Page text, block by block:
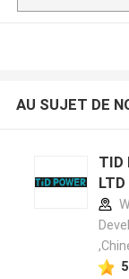
AU SUJET DE
TID